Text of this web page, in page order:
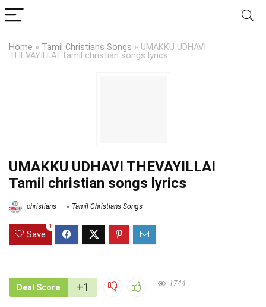
Home » Tamil Christians Songs » UMAKKU UDHAVI
THEVAYILLAI Tamil christian songs lyrics
UMAKKU UDHAVI THEVAYILLAI
Tamil christian songs lyrics
christians Tamil Christians Songs
Save
1
Deal Score +1 1744